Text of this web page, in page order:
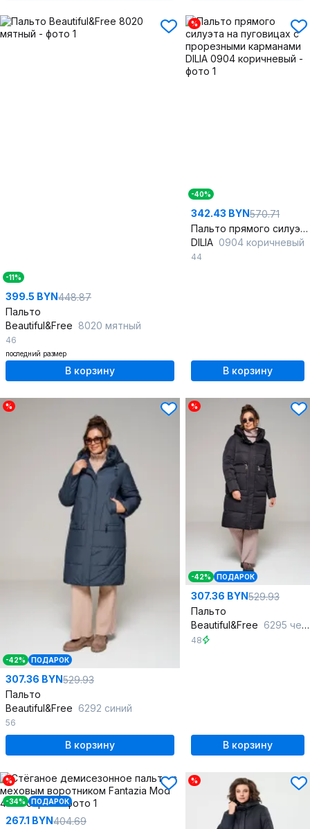
-11%
399.5 BYN448.87
Пальто
Beautiful&Free 8020 мятный
46
последний размер
В корзину
%
-40%
342.43 BYN570.71
Пальто прямого силуэта на пуговицах с прорезными карманами
DILIA 0904 коричневый
44
В корзину
%
-42% ПОДАРОК
307.36 BYN529.93
Пальто
Beautiful&Free 6292 синий
56
В корзину
%
-42% ПОДАРОК
307.36 BYN529.93
Пальто
Beautiful&Free 6295 черный
48
В корзину
%
-34% ПОДАРОК
267.1 BYN404.69
%